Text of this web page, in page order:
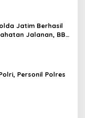
Jatim Berhasil
Jalanan, BB
Mobil Diamankan
Personil Polres